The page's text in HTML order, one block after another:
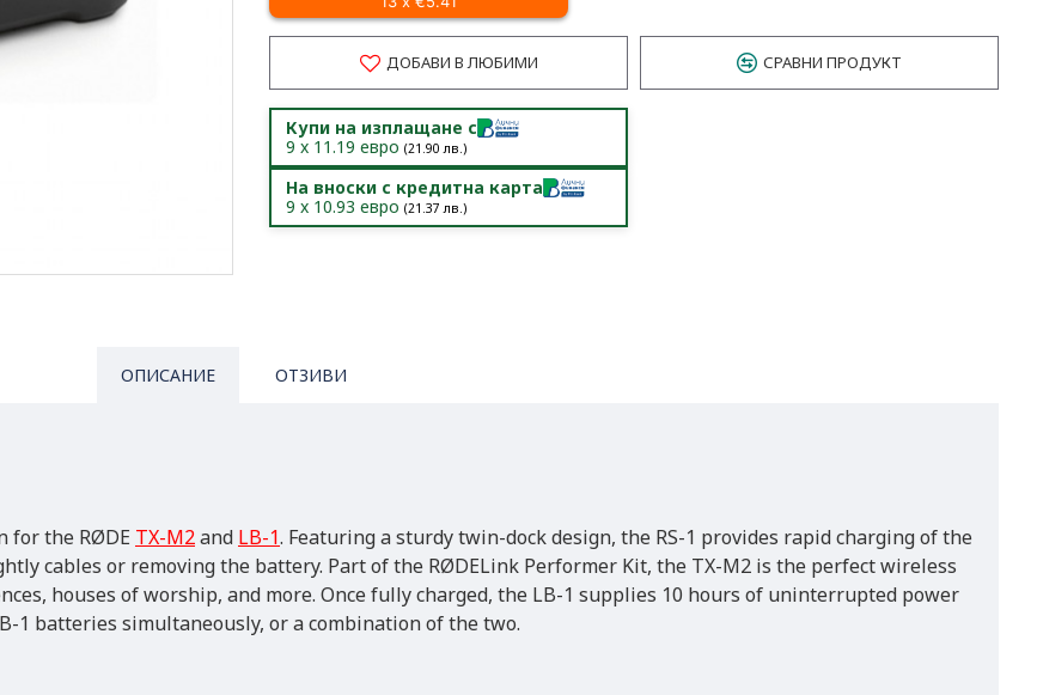
ДОБАВИ В ЛЮБИМИ СРАВНИ ПРОДУКТ
Купи на изплащане с
9 x 11.19 евро (21.90 лв.)
На вноски с кредитна карта
9 x 10.93 евро (21.37 лв.)
ОПИСАНИЕ ОТЗИВИ
for the RØDE TX-M2and LB-1. Featuring a sturdy twin-dock design, the RS-1 provides rapid charging of the
cables or removing the battery. Part of the RØDELink Performer Kit, the TX-M2 is the perfect wireless
houses of worship, and more. Once fully charged, the LB-1 supplies 10 hours of uninterrupted power
1 batteries simultaneously, or a combination of the two.